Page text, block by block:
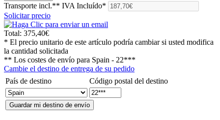
Transporte incl.** IVA Incluído*
Solicitar precio
Total: 375,40€
* El precio unitario de este artículo podría cambiar si usted modifica
la cantidad solicitada
** Los costes de envío para Spain - 22***
Cambie el destino de entrega de su pedido
País de destino
Código postal del destino